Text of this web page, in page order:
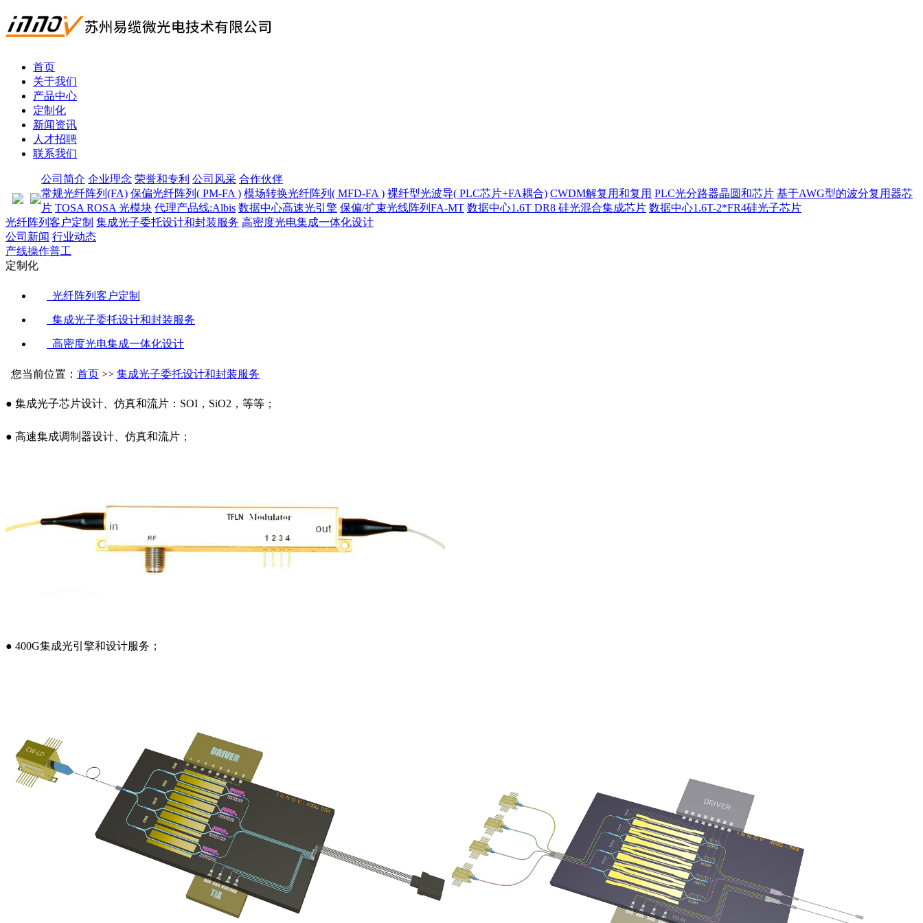
首页
关于我们
产品中心
定制化
新闻资讯
人才招聘
联系我们
公司简介 企业理念 荣誉和专利 公司风采 合作伙伴
常规光纤阵列(FA) 保偏光纤阵列( PM-FA ) 模场转换光纤阵列( MFD-FA ) 裸纤型光波导( PLC芯片+FA耦合) CWDM解复用和复用 PLC光分路器晶圆和芯片 基于AWG型的波分复用器芯
片 TOSA ROSA 光模块 代理产品线:Albis 数据中心高速光引擎 保偏/扩束光线阵列FA-MT 数据中心1.6T DR8 硅光混合集成芯片 数据中心1.6T-2*FR4硅光子芯片
光纤阵列客户定制 集成光子委托设计和封装服务 高密度光电集成一体化设计
公司新闻 行业动态
产线操作普工
定制化
光纤阵列客户定制
集成光子委托设计和封装服务
高密度光电集成一体化设计
您当前位置： 首页 >> 集成光子委托设计和封装服务
● 集成光子芯片设计、仿真和流片：SOI，SiO2，等等；
● 高速集成调制器设计、仿真和流片；
● 400G集成光引擎和设计服务；